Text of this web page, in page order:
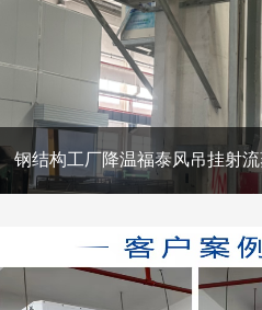
钢结构工厂降温福泰风吊挂射